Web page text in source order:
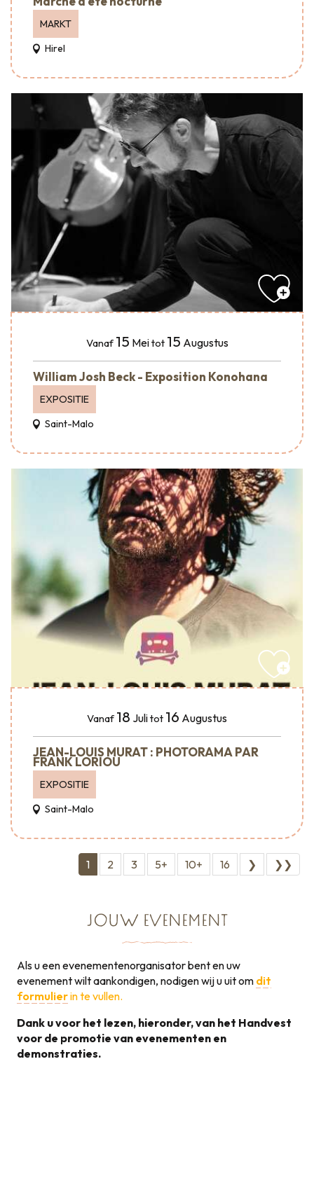
MARKT
Hirel
Vanaf 15 Meitot 15 Augustus
William Josh Beck - Exposition Konohana
EXPOSITIE
Saint-Malo
Vanaf 18 Julitot 16 Augustus
JEAN-LOUIS MURAT : PHOTORAMA PAR
FRANK LORIOU
EXPOSITIE
Saint-Malo
1 2 3 5+ 10+ 16 ❯ ❯❯
JOUW EVENEMENT
Als u een evenementenorganisator bent en uw
evenement wilt aankondigen, nodigen wij u uit om dit
formulierin te vullen.
Dank u voor het lezen, hieronder, van het Handvest
voor de promotie van evenementen en
demonstraties.